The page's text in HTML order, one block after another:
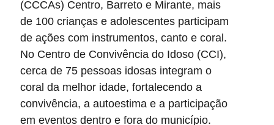
(CCCAs) Centro, Barreto e Mirante, mais
de 100 crianças e adolescentes participam
de ações com instrumentos, canto e coral.
No Centro de Convivência do Idoso (CCI),
cerca de 75 pessoas idosas integram o
coral da melhor idade, fortalecendo a
convivência, a autoestima e a participação
em eventos dentro e fora do município.